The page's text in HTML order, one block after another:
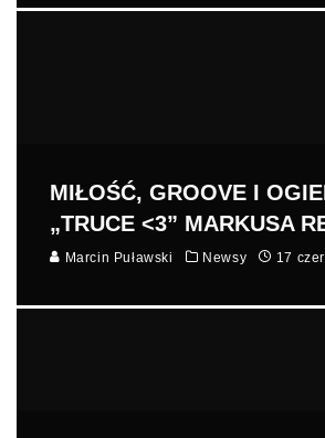
MIŁOŚĆ, GROOVE I
„TRUCE <3” MARKUSA
Marcin Puławski Newsy 17